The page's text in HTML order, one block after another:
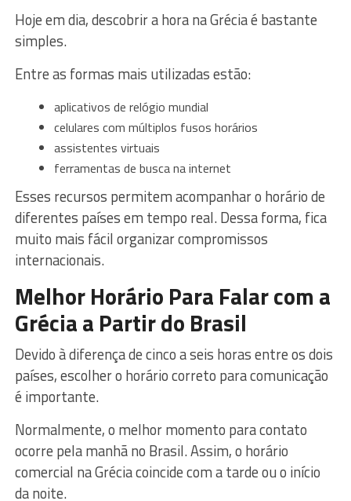
Hoje em dia, descobrir a hora na Grécia é bastante
simples.
Entre as formas mais utilizadas estão:
aplicativos de relógio mundial
celulares com múltiplos fusos horários
assistentes virtuais
ferramentas de busca na internet
Esses recursos permitem acompanhar o horário de
diferentes países em tempo real. Dessa forma, fica
muito mais fácil organizar compromissos
internacionais.
Melhor Horário Para Falar com a
Grécia a Partir do Brasil
Devido à diferença de cinco a seis horas entre os dois
países, escolher o horário correto para comunicação
é importante.
Normalmente, o melhor momento para contato
ocorre pela manhã no Brasil. Assim, o horário
comercial na Grécia coincide com a tarde ou o início
da noite.